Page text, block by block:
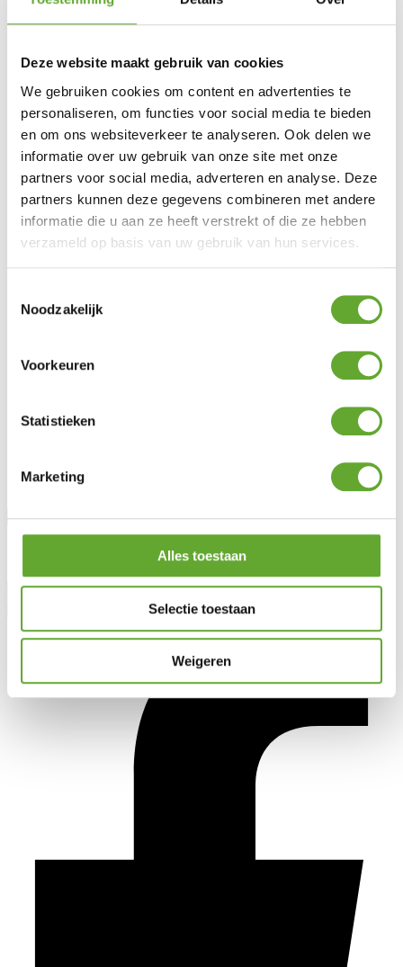
Deze website maakt gebruik van cookies
We gebruiken cookies om content en advertenties te
personaliseren, om functies voor social media te bieden
en om ons websiteverkeer te analyseren. Ook delen we
informatie over uw gebruik van onze site met onze
partners voor social media, adverteren en analyse. Deze
partners kunnen deze gegevens combineren met andere
informatie die u aan ze heeft verstrekt of die ze hebben
verzameld op basis van uw gebruik van hun services.
Noodzakelijk
Voorkeuren
Statistieken
Marketing
Alles toestaan
Selectie toestaan
Weigeren
Solutions
Bornes de recharge industrielles
Panneaux solaires industriels
BESS
Energy Management System
Législation
Entretien & garantie
MR Solar
Lotto Cycling
Rester informé
Civilité